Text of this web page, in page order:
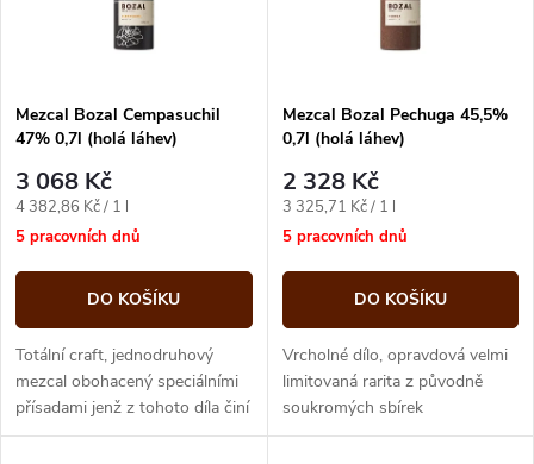
p
r
o
d
u
k
s
p
r
o
d
u
Mezcal Bozal Cempasuchil
47% 0,7l (holá láhev)
3 068 Kč
Měrná
cena:
4 382,86 Kč / 1 l
5 pracovních dnů
DO KOŠÍKU
Totální craft, jednodruhový
mezcal obohacený speciálními
přísadami jenž z tohoto díla činí
ojedinělý zážitek v působivé
Mezcal Bozal Pechuga 45,5%
0,7l (holá láhev)
2 328 Kč
Měrná
cena:
3 325,71 Kč / 1 l
5 pracovních dnů
DO KOŠÍKU
Vrcholné dílo, opravdová velmi
limitovaná rarita z původně
soukromých sbírek
uchovávaných téměř výhradně